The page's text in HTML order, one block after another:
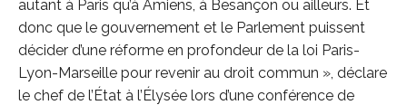
autant à Paris qu’à Amiens, à Besançon ou ailleurs. Et
donc que le gouvernement et le Parlement puissent
décider d’une réforme en profondeur de la loi Paris-
Lyon-Marseille pour revenir au droit commun », déclare
le chef de l’État à l’Élysée lors d’une conférence de